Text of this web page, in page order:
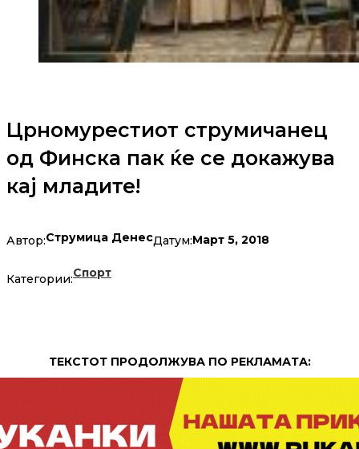
Црномурестиот струмичанец
од Финска пак ќе се докажува
кај младите!
Автор:Струмица ДенесДатум:Март 5, 2018
Категории:Спорт
ТЕКСТОТ ПРОДОЛЖУВА ПО РЕКЛАМАТА: